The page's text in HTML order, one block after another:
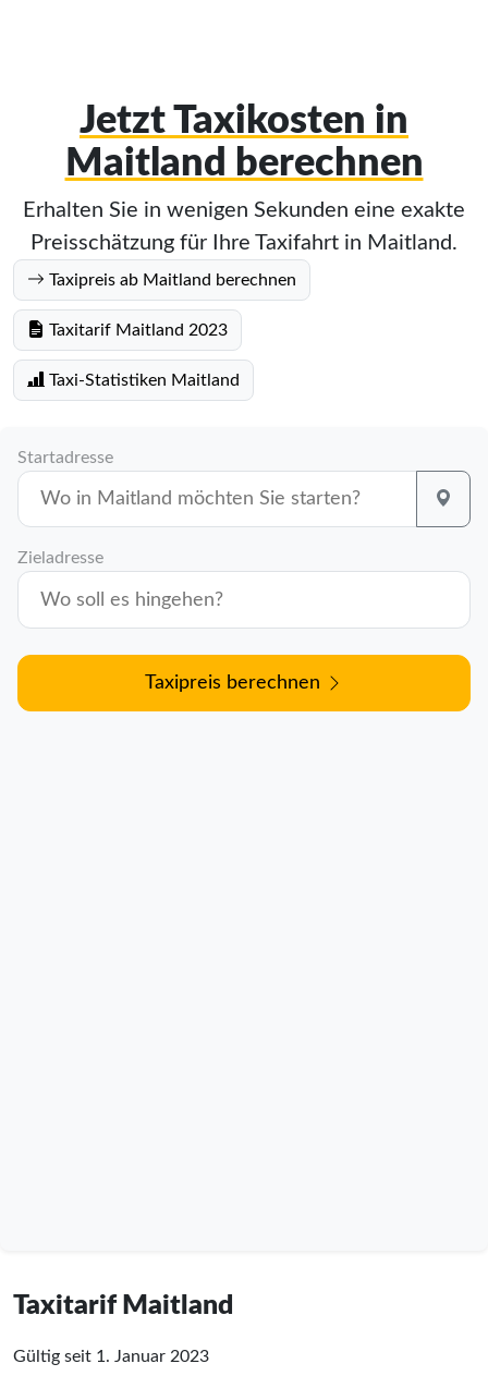
Jetzt Taxikosten in
Maitland berechnen
Erhalten Sie in wenigen Sekunden eine exakte
Preisschätzung für Ihre Taxifahrt in Maitland.
Taxipreis ab Maitland berechnen
Taxitarif Maitland 2023
Taxi-Statistiken Maitland
Startadresse
Zieladresse
Taxipreis berechnen
Taxitarif Maitland
Gültig seit 1. Januar 2023